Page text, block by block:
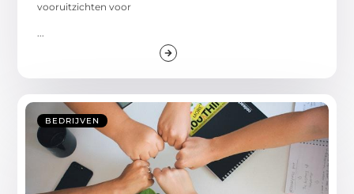
vooruitzichten voor
BEDRIJVEN